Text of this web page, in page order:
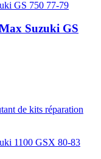
Suzuki GS
de kits réparation